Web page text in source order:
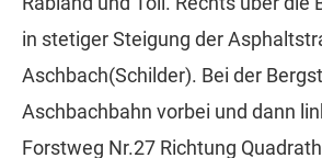
in stetiger Steigung der
Aschbach(Schilder). Bei der
Aschbachbahn vorbei und dann
Forstweg Nr.27 Richtung